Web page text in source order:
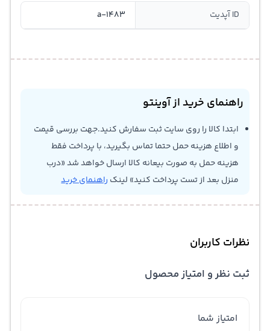
ID آپدیت a-1483
راهنمای خرید از آوینتو
ابتدا کالا را روی سایت ثبت سفارش کنید.جهت بررسی قیمت
و اطلاع هزینه حمل حتما تماس بگیرید، با پرداخت فقط
هزینه حمل به صورت بیعانه کالا ارسال خواهد شد «درب
منزل بعد از تست پرداخت کنید» لینک راهنمای خرید
نظرات کاربران
ثبت نظر و امتیاز محصول
امتیاز شما